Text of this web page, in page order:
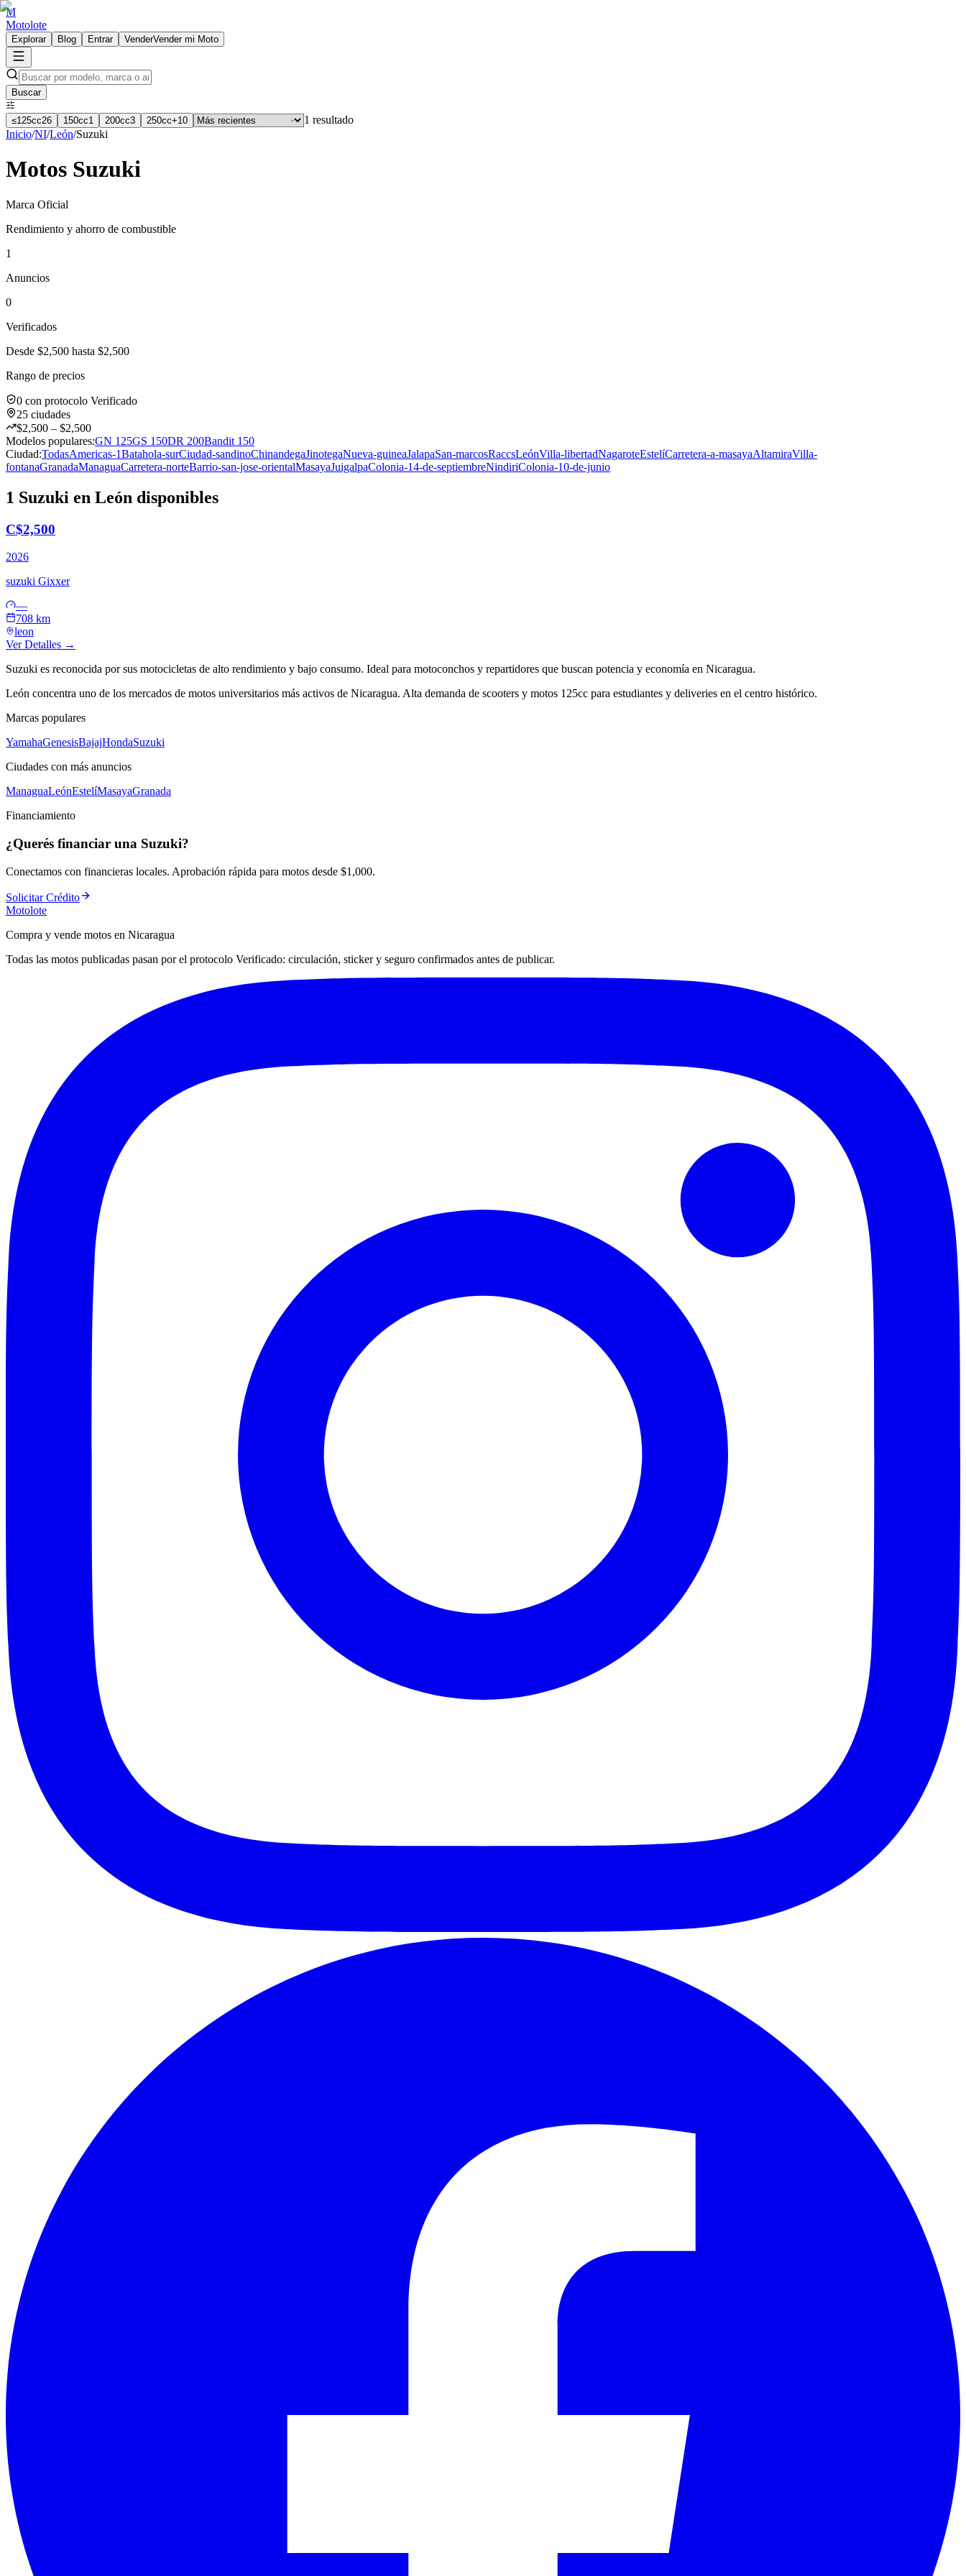
M
Motolote
Explorar Blog Entrar VenderVender mi Moto
Buscar
≤125cc26 150cc1 200cc3 250cc+10 1 resultado
Inicio/NI/León/Suzuki
Motos Suzuki
Marca Oficial
Rendimiento y ahorro de combustible
1
Anuncios
0
Verificados
Desde $2,500 hasta $2,500
Rango de precios
0 con protocolo Verificado
25 ciudades
$2,500 – $2,500
Modelos populares:GN 125GS 150DR 200Bandit 150
Ciudad:TodasAmericas-1Batahola-surCiudad-sandinoChinandegaJinotegaNueva-guineaJalapaSan-marcosRaccsLeónVilla-libertadNagaroteEstelíCarretera-a-masayaAltamiraVilla-
fontanaGranadaManaguaCarretera-norteBarrio-san-jose-orientalMasayaJuigalpaColonia-14-de-septiembreNindiriColonia-10-de-junio
1 Suzuki en León disponibles
C$2,500
2026
suzuki Gixxer
—
708 km
leon
Ver Detalles →
Suzuki es reconocida por sus motocicletas de alto rendimiento y bajo consumo. Ideal para motoconchos y repartidores que buscan potencia y economía en Nicaragua.
León concentra uno de los mercados de motos universitarios más activos de Nicaragua. Alta demanda de scooters y motos 125cc para estudiantes y deliveries en el centro histórico.
Marcas populares
YamahaGenesisBajajHondaSuzuki
Ciudades con más anuncios
ManaguaLeónEstelíMasayaGranada
Financiamiento
¿Querés financiar una Suzuki?
Conectamos con financieras locales. Aprobación rápida para motos desde $1,000.
Solicitar Crédito
Motolote
Compra y vende motos en Nicaragua
Todas las motos publicadas pasan por el protocolo Verificado: circulación, sticker y seguro confirmados antes de publicar.